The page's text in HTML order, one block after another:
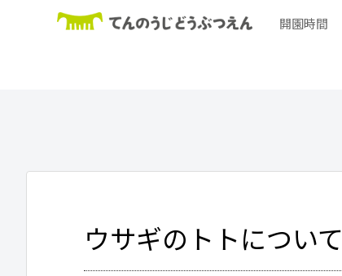
開園時間
ウサギのトトについて